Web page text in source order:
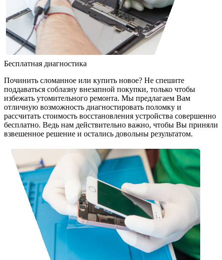
Бесплатная диагностика
Починить сломанное или купить новое? Не спешите
поддаваться соблазну внезапной покупки, только чтобы
избежать утомительного ремонта. Мы предлагаем Вам
отличную возможность диагностировать поломку и
рассчитать стоимость восстановления устройства совершенно
бесплатно. Ведь нам действительно важно, чтобы Вы приняли
взвешенное решение и остались довольны результатом.